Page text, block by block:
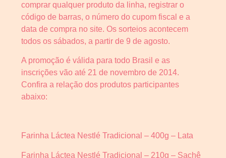
comprar qualquer produto da linha, registrar o
código de barras, o número do cupom fiscal e a
data de compra no site. Os sorteios acontecem
todos os sábados, a partir de 9 de agosto.
A promoção é válida para todo Brasil e as
inscrições vão até 21 de novembro de 2014.
Confira a relação dos produtos participantes
abaixo:
Farinha Láctea Nestlé Tradicional – 400g – Lata
Farinha Láctea Nestlé Tradicional – 210g – Sachê